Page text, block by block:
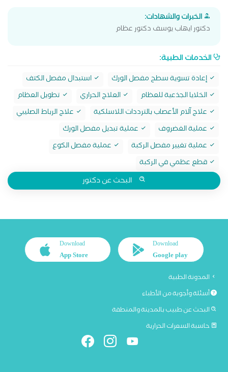
الخبرات والشهادات:
دكتور ايهاب يوسف دكتور عظام
الخدمات الطبية:
إعادة تسوية سطح مفصل الورك
استبدال مفصل الكتف
الخلايا الجذعية للعظام
العلاج الحراري
تطويل العظام
علاج آلام الأعصاب بالترددات اللاسلكية
علاج الرباط الصليبي
عملية الغضروف
عملية تبديل مفصل الورك
عملية تغيير مفصل الركبة
عملية مفصل الكوع
قطع عظمي في الركبة
البحث عن دكتور
Download
Google play
Download
App Store
المدونة الطبية
أسئلة وأجوبة من الأطباء
البحث عن طبيب بالمدينة والمنطقة
حاسبة السعرات الحرارية